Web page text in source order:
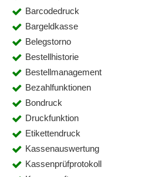
Barcodedruck
Bargeldkasse
Belegstorno
Bestellhistorie
Bestellmanagement
Bezahlfunktionen
Bondruck
Druckfunktion
Etikettendruck
Kassenauswertung
Kassenprüfprotokoll